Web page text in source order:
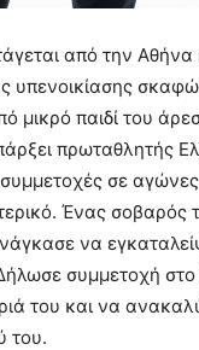
από την Αθήνα
υπενοικίασης
μικρό παιδί του
πρωταθλητής
σε
Ένας σοβαρός
να
συμμετοχή στο
του και να
του.